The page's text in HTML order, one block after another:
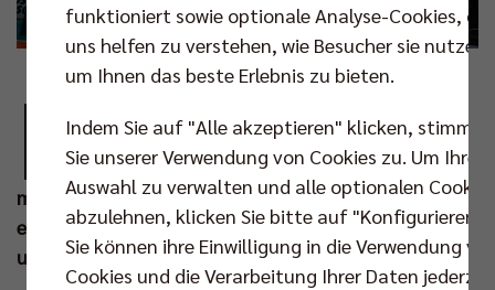
B Bewerbung um Olympische und
Paralympische Spiele. Mit dieser Umfrage
möchte die University of Europe for Applied Science
erfahren, wie die Berliner Bevölkerung die Chancen
und Risiken eines solchen Vorhabens einschätzt.
funktioniert sowie optionale Analyse-Cookies, die
uns helfen zu verstehen, wie Besucher sie nutzen,
um Ihnen das beste Erlebnis zu bieten.
Indem Sie auf "Alle akzeptieren" klicken, stimmen
Sie unserer Verwendung von Cookies zu. Um Ihre
Auswahl zu verwalten und alle optionalen Cookies
abzulehnen, klicken Sie bitte auf "Konfigurieren".
Sie können ihre Einwilligung in die Verwendung
Cookies und die Verarbeitung Ihrer Daten